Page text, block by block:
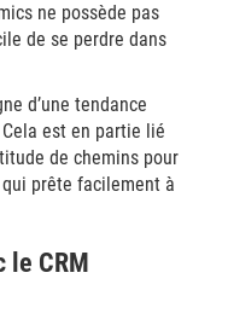
ne possède pas
de se perdre dans
d’une tendance
est en partie lié
de chemins pour
prête facilement à
le CRM